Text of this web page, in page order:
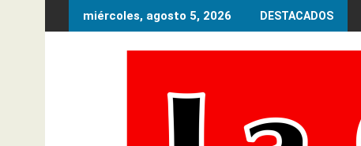
al
miércoles, agosto 5, 2026 DESTACADOS